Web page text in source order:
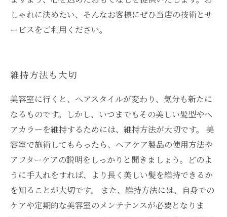
しゃれに決めたい、そんなお客様にぜひ当店の技術とサ
ービスをご利用ください。
維持方法も大切
美容室に行くと、ヘアスタイルが変わり、気分も新たに
なるものです。しかし、いつまでもその美しい髪型やヘ
アカラーを維持するためには、維持方法が大切です。 美
容室で施術してもらったら、ヘアケア製品の使用方法や
アフターケアの説明をしっかりと聞きましょう。どのよ
うに手入れをすれば、より長く美しい髪を維持できるか
を知ることが大切です。 また、維持方法には、自身での
ケアや定期的な美容室のメンテナンスが必要となりま